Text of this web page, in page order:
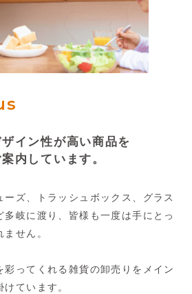
イン性が高い商品を
内しています。
ーズ、トラッシュボックス、グラス
岐に渡り、皆様も一度は手にとっ
せん。
彩ってくれる雑貨の卸売りをメイン
ています。